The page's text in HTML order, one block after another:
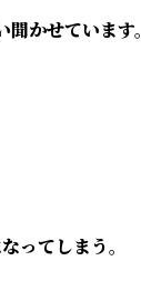
かせています。
ってしまう。